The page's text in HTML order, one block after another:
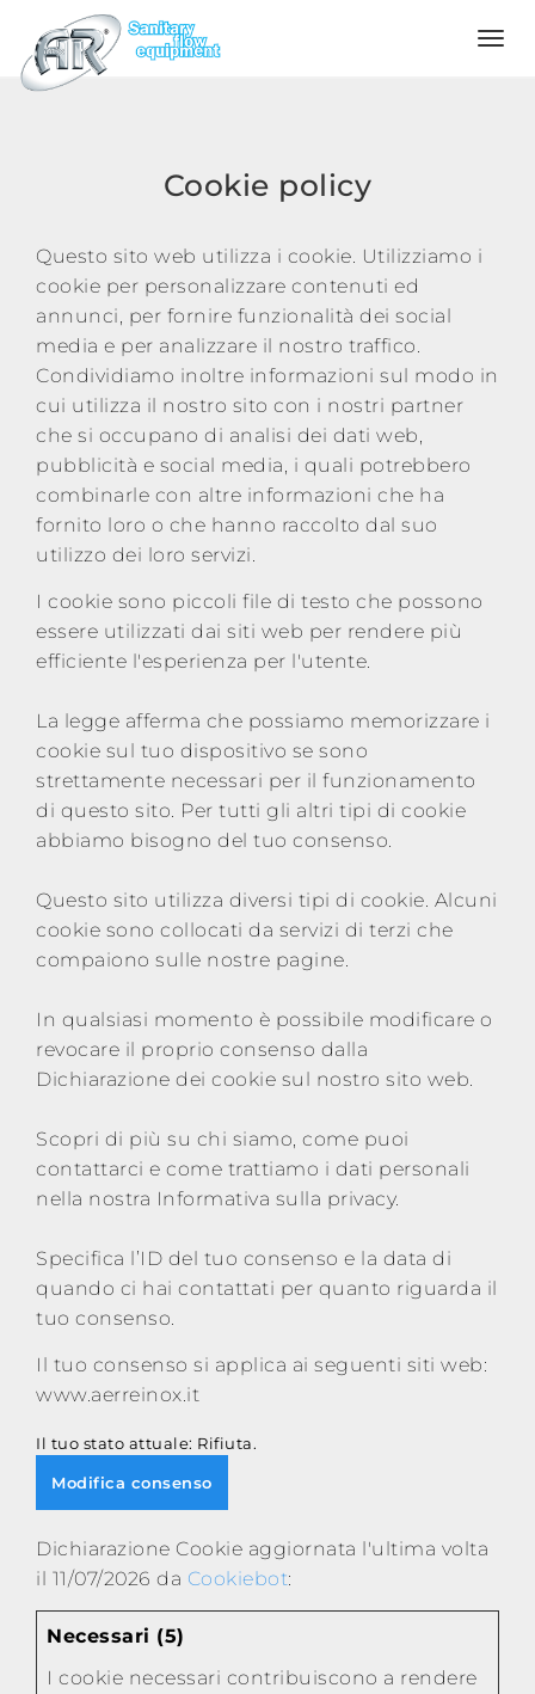
Language
Products
Configurator
Quality
Sales
network
News
Contacts
Reserved
Cookie policy
Questo sito web utilizza i cookie. Utilizziamo i
cookie per personalizzare contenuti ed
annunci, per fornire funzionalità dei social
media e per analizzare il nostro traffico.
Condividiamo inoltre informazioni sul modo in
cui utilizza il nostro sito con i nostri partner
che si occupano di analisi dei dati web,
pubblicità e social media, i quali potrebbero
combinarle con altre informazioni che ha
fornito loro o che hanno raccolto dal suo
utilizzo dei loro servizi.
I cookie sono piccoli file di testo che possono
essere utilizzati dai siti web per rendere più
efficiente l'esperienza per l'utente.
La legge afferma che possiamo memorizzare i
cookie sul tuo dispositivo se sono
strettamente necessari per il funzionamento
di questo sito. Per tutti gli altri tipi di cookie
abbiamo bisogno del tuo consenso.
Questo sito utilizza diversi tipi di cookie. Alcuni
cookie sono collocati da servizi di terzi che
compaiono sulle nostre pagine.
In qualsiasi momento è possibile modificare o
revocare il proprio consenso dalla
Dichiarazione dei cookie sul nostro sito web.
Scopri di più su chi siamo, come puoi
contattarci e come trattiamo i dati personali
nella nostra Informativa sulla privacy.
Specifica l’ID del tuo consenso e la data di
quando ci hai contattati per quanto riguarda il
tuo consenso.
Il tuo consenso si applica ai seguenti siti web:
www.aerreinox.it
Il tuo stato attuale: Rifiuta.
Modifica consenso
Dichiarazione Cookie aggiornata l'ultima volta
il 11/07/2026 da Cookiebot:
Necessari (5)
I cookie necessari contribuiscono a rendere